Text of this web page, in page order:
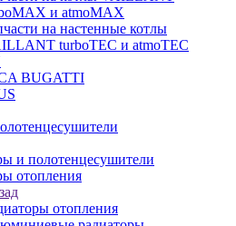
и atmoMAX
на настенные котлы
turboTEC и atmoTEC
BUGATTI
и полотенцесушители
отопления
отопления